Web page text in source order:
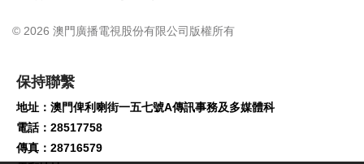
© 2026 澳門廣播電視股份有限公司版權所有
保持聯繫
地址：澳門俾利喇街一五七號A傳訊事務及多媒體科
電話：28517758
傳真：28716579